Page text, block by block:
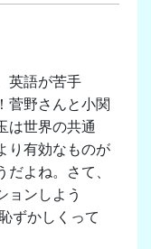
英語が苦手
菅野さんと小関
は世界の共通
り有効なものが
よね。さて、
ョンしよう
ずかしくって